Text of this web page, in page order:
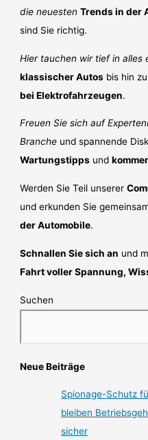
die neuesten Trends in der
sind Sie richtig.
Hier tauchen wir tief in alles
klassischer Autos bis hin
bei Elektrofahrzeugen.
Freuen Sie sich auf
Branche und spannende
Wartungstipps und
Werden Sie Teil unserer
und erkunden Sie
der Automobile.
Schnallen Sie sich an und
Fahrt voller Spannung,
Suchen
Neue Beiträge
Spionage-Schutz
bleiben
sicher